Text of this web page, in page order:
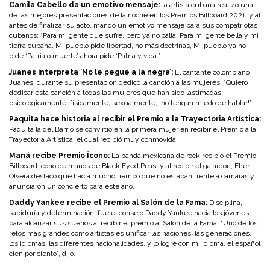
Camila Cabello da un emotivo mensaje: la artista cubana realizó una
de las mejores presentaciones de la noche en los Premios Billboard 2021, y al
antes de finalizar su acto, mandó un emotivo mensaje para sus compatriotas
cubanos: “Para mi gente que sufre, pero ya no calla. Para mi gente bella y mi
tierra cubana. Mi pueblo pide libertad, no más doctrinas, Mi pueblo ya no
pide ‘Patria o muerte’ ahora pide ‘Patria y vida’”
Juanes interpreta ‘No le pegue a la negra’: El cantante colombiano
Juanes, durante su presentación dedicó la canción a las mujeres: “Quiero
dedicar esta canción a todas las mujeres que han sido lastimadas
psicológicamente, físicamente, sexualmente, ¡no tengan miedo de hablar!”.
Paquita hace historia al recibir el Premio a la Trayectoria Artística:
Paquita la del Barrio se convirtió en la primera mujer en recibir el Premio a la
Trayectoria Artística, el cual recibió muy conmovida.
Maná recibe Premio Ícono: La banda mexicana de rock recibió el Premio
Billboard Ícono de manos de Black Eyed Peas, y al recibir el galardón, Fher
Olvera destacó que hacía mucho tiempo que no estaban frente a cámaras y
anunciaron un concierto para este año.
Daddy Yankee recibe el Premio al Salón de la Fama: Disciplina,
sabiduría y determinación, fue el consejo Daddy Yankee hacia los jóvenes
para alcanzar sus sueños al recibir el premio al Salón de la Fama. “Uno de los
retos más grandes como artistas es unificar las naciones, las generaciones,
los idiomas, las diferentes nacionalidades, y lo logré con mi idioma, el español
cien por ciento”, dijo.